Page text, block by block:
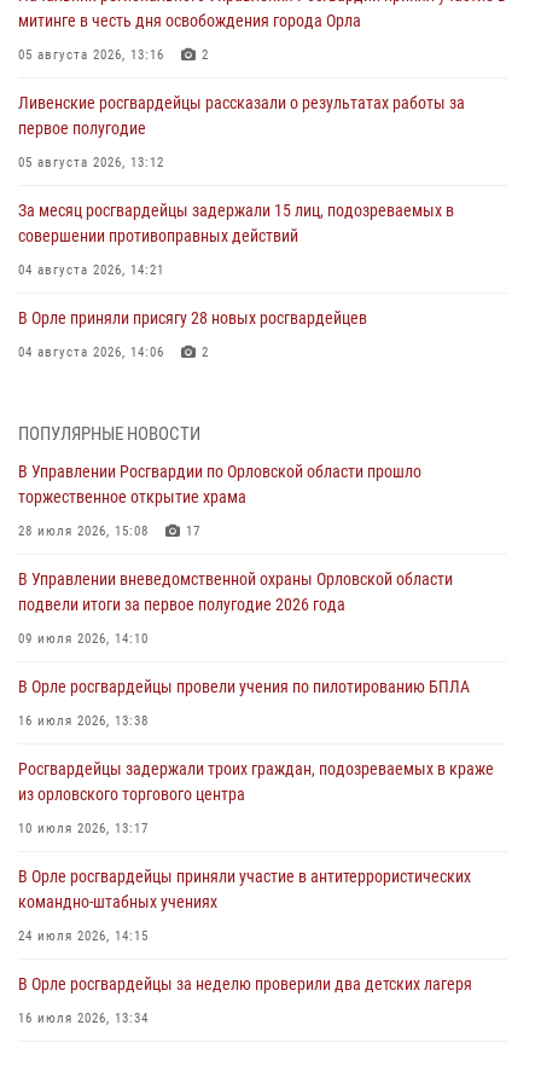
митинге в честь дня освобождения города Орла
05 августа 2026, 13:16 2
Ливенские росгвардейцы рассказали о результатах работы за
первое полугодие
05 августа 2026, 13:12
За месяц росгвардейцы задержали 15 лиц, подозреваемых в
совершении противоправных действий
04 августа 2026, 14:21
В Орле приняли присягу 28 новых росгвардейцев
04 августа 2026, 14:06 2
предоставлении госуслуг
Росгвардейцы обеспечили безопасность во время празднования
Дня ВДВ
В Орле росгвардейцы приняли участие в учениях на избирательном
участке
Жительница Мценска сдала в Росгвардию незарегистрированное
31 июля 2026, 13:16
ПОПУЛЯРНЫЕ НОВОСТИ
В Управлении Росгвардии по Орловской области прошло
торжественное открытие храма
28 июля 2026, 15:08 17
В Управлении вневедомственной охраны Орловской области
подвели итоги за первое полугодие 2026 года
09 июля 2026, 14:10
В Орле росгвардейцы провели учения по пилотированию БПЛА
16 июля 2026, 13:38
Росгвардейцы задержали троих граждан, подозреваемых в краже
из орловского торгового центра
10 июля 2026, 13:17
В Орле росгвардейцы приняли участие в антитеррористических
командно-штабных учениях
24 июля 2026, 14:15
В Орле росгвардейцы за неделю проверили два детских лагеря
16 июля 2026, 13:34